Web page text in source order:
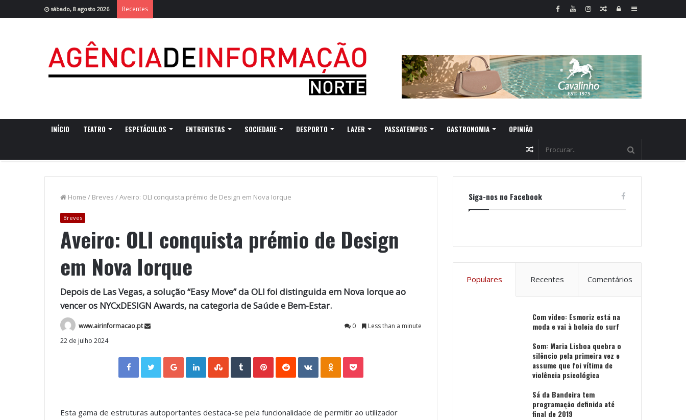
sábado, 8 agosto 2026 Recentes Sidebar
Log
Random
INÍCIO TEATRO ESPETÁCULOS ENTREVISTAS SOCIEDADE DESPORTO LAZER PASSATEMPOS GASTRONOMIA OPINIÃO
Random
Home / Breves /Aveiro: OLI conquista prémio de Design em Nova Iorque
Breves
Aveiro: OLI conquista prémio de Design
em Nova Iorque
Depois de Las Vegas, a solução “Easy Move” da OLI foi distinguida em Nova Iorque ao
vencer os NYCxDESIGN Awards, na categoria de Saúde e Bem-Estar.
www.airinformacao.pt 0
Less than a minute
22 de julho 2024
Facebook Twitter Google+ LinkedIn StumbleUpon Tumblr VKontakte
Esta gama de estruturas autoportantes destaca-se pela funcionalidade de permitir ao utilizador
Siga-nos no Facebook
Populares Recentes Comentários
Com vídeo: Esmoriz está na
moda e vai à boleia do surf
Som: Maria Lisboa quebra o
silêncio pela primeira vez e
assume que foi vítima de
violência psicológica
Sá da Bandeira tem
programação definida até
final de 2019